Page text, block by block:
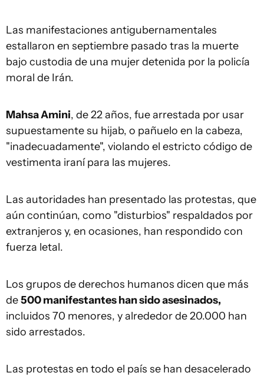
Las manifestaciones antigubernamentales
estallaron en septiembre pasado tras la muerte
bajo custodia de una mujer detenida por la policía
moral de Irán.
Mahsa Amini, de 22 años, fue arrestada por usar
supuestamente su hijab, o pañuelo en la cabeza,
"inadecuadamente", violando el estricto código de
vestimenta iraní para las mujeres.
Las autoridades han presentado las protestas, que
aún continúan, como "disturbios" respaldados por
extranjeros y, en ocasiones, han respondido con
fuerza letal.
Los grupos de derechos humanos dicen que más
de500 manifestantes han sido asesinados,
incluidos 70 menores, y alrededor de 20.000 han
sido arrestados.
Las protestas en todo el país se han desacelerado